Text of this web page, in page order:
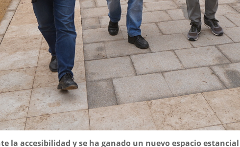
la accesibilidad y se ha ganado un nuevo espacio